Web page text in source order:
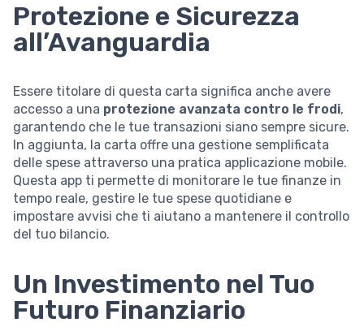
Protezione e Sicurezza
all’Avanguardia
Essere titolare di questa carta significa anche avere
accesso a una protezione avanzata contro le frodi,
garantendo che le tue transazioni siano sempre sicure.
In aggiunta, la carta offre una gestione semplificata
delle spese attraverso una pratica applicazione mobile.
Questa app ti permette di monitorare le tue finanze in
tempo reale, gestire le tue spese quotidiane e
impostare avvisi che ti aiutano a mantenere il controllo
del tuo bilancio.
Un Investimento nel Tuo
Futuro Finanziario